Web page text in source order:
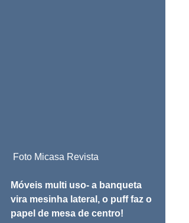
Foto Micasa Revista
Móveis multi uso- a banqueta
vira mesinha lateral, o puff faz o
papel de mesa de centro!